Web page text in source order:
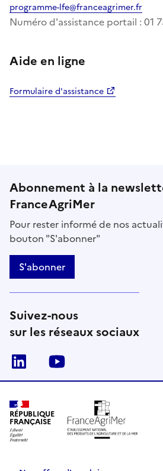
programme-lfe@franceagrimer.fr
Numéro d'assistance portail : 01
Aide en ligne
Formulaire d'assistance
Abonnement à la
FranceAgriMer
Pour rester informé de nos
bouton "S'abonner"
S'abonner
Suivez-nous
sur les réseaux sociaux
Linkedin
RÉPUBLIQUE
FRANÇAISE